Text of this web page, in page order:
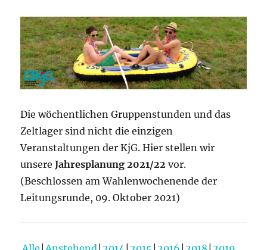
Die wöchentlichen Gruppenstunden und das
Zeltlager sind nicht die einzigen
Veranstaltungen der KjG. Hier stellen wir
unsereJahresplanung 2021/22 vor.
(Beschlossen am Wahlenwochenende der
Leitungsrunde, 09. Oktober 2021)